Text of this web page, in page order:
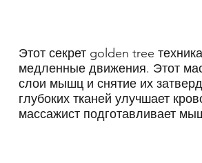
Этот секрет golden tree
медленные движения. Этот
слои мышц и снятие их
глубоких тканей улучшает
массажист подготавливает